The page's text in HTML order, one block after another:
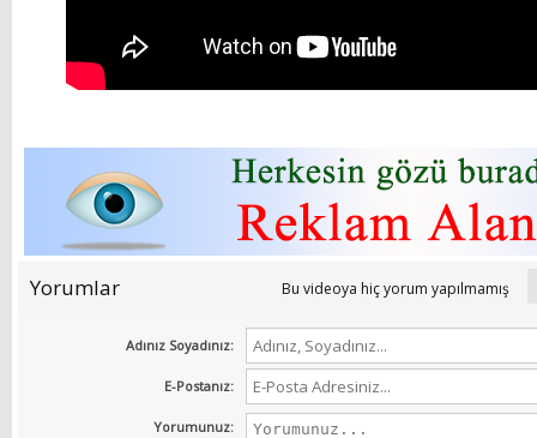
Yorumlar Bu videoya hiç yorum yapılmamış
Adınız Soyadınız:
E-Postanız:
Yorumunuz: